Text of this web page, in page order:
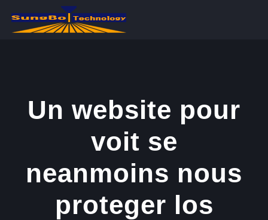
Un website pour
voit se
neanmoins nous
proteger los